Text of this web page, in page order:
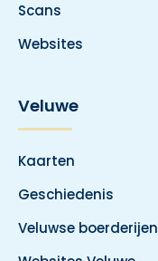
Scans
Websites
Veluwe
Kaarten
Geschiedenis
Veluwse boerderijen